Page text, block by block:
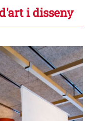
i disseny